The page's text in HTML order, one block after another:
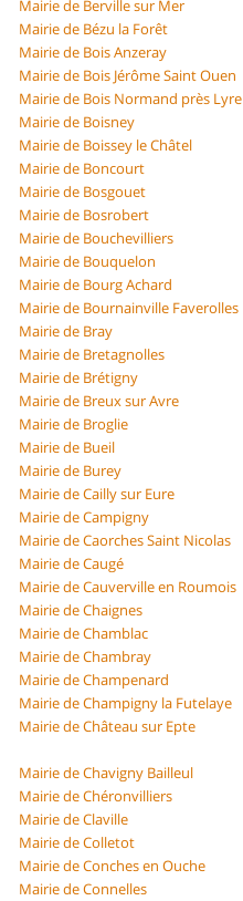
Mairie de Berville sur Mer
Mairie de Bézu la Forêt
Mairie de Bois Anzeray
Mairie de Bois Jérôme Saint Ouen
Mairie de Bois Normand près Lyre
Mairie de Boisney
Mairie de Boissey le Châtel
Mairie de Boncourt
Mairie de Bosgouet
Mairie de Bosrobert
Mairie de Bouchevilliers
Mairie de Bouquelon
Mairie de Bourg Achard
Mairie de Bournainville Faverolles
Mairie de Bray
Mairie de Bretagnolles
Mairie de Brétigny
Mairie de Breux sur Avre
Mairie de Broglie
Mairie de Bueil
Mairie de Burey
Mairie de Cailly sur Eure
Mairie de Campigny
Mairie de Caorches Saint Nicolas
Mairie de Caugé
Mairie de Cauverville en Roumois
Mairie de Chaignes
Mairie de Chamblac
Mairie de Chambray
Mairie de Champenard
Mairie de Champigny la Futelaye
Mairie de Château sur Epte
Mairie de Chavigny Bailleul
Mairie de Chéronvilliers
Mairie de Claville
Mairie de Colletot
Mairie de Conches en Ouche
Mairie de Connelles